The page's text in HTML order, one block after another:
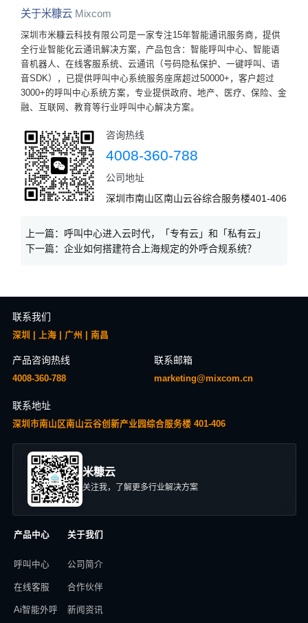
关于米糠云 Mixcom
深圳市米糠云科技有限公司是一家专注15年智能通讯服务商，提供
全行业智能化云通讯解决方案，产品包含：智能呼叫中心、智能语
音机器人、在线客服系统、云通讯（号码隐私保护、一键呼叫、语
音SDK），已提供呼叫中心系统服务座席超过50000+，客户超过
3000+的呼叫中心系统方案，专业提供政府、地产、医疗、保险、金
融、互联网、教育等行业呼叫中心解决方案。
咨询热线
4008-360-788
公司地址
深圳市南山区南山云谷综合服务楼401-406
上一篇： 呼叫中心进入云时代，「专有云」和「私有云」
下一篇： 企业如何搭建符合上海规定的外呼合规系统？
联系我们
深圳 | 上海 | 广州 | 南昌
产品咨询热线
4008-360-788
联系邮箱
marketing@mixcom.cn
联系地址
深圳市南山区南山云谷创新产业园综合服务楼 401-406
米糠云
关注我，了解更多行业解决方案
产品中心
呼叫中心
在线客服
Ai智能外呼
关于我们
公司简介
合作伙伴
新闻资讯